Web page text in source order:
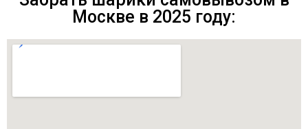
Москве в 2025 году: